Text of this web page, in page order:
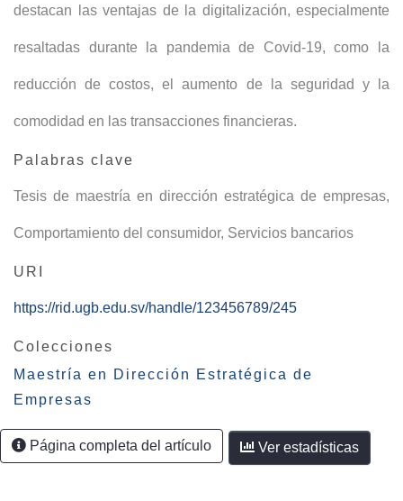
destacan las ventajas de la digitalización, especialmente
resaltadas durante la pandemia de Covid-19, como la
reducción de costos, el aumento de la seguridad y la
comodidad en las transacciones financieras.
Palabras clave
Tesis de maestría en dirección estratégica de empresas,
Comportamiento del consumidor, Servicios bancarios
URI
https://rid.ugb.edu.sv/handle/123456789/245
Colecciones
Maestría en Dirección Estratégica de
Empresas
Página completa del artículo Ver estadísticas